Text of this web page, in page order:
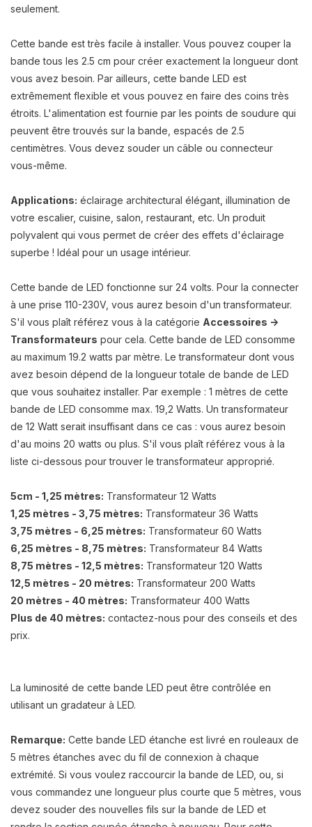
seulement.
Cette bande est très facile à installer. Vous pouvez couper la
bande tous les 2.5 cm pour créer exactement la longueur dont
vous avez besoin. Par ailleurs, cette bande LED est
extrêmement flexible et vous pouvez en faire des coins très
étroits. L'alimentation est fournie par les points de soudure qui
peuvent être trouvés sur la bande, espacés de 2.5
centimètres. Vous devez souder un câble ou connecteur
vous-même.
Applications: éclairage architectural élégant, illumination de
votre escalier, cuisine, salon, restaurant, etc. Un produit
polyvalent qui vous permet de créer des effets d'éclairage
superbe ! Idéal pour un usage intérieur.
Cette bande de LED fonctionne sur 24 volts. Pour la connecter
à une prise 110-230V, vous aurez besoin d'un transformateur.
S'il vous plaît référez vous à la catégorie Accessoires ->
Transformateurs pour cela. Cette bande de LED consomme
au maximum 19.2 watts par mètre. Le transformateur dont vous
avez besoin dépend de la longueur totale de bande de LED
que vous souhaitez installer. Par exemple : 1 mètres de cette
bande de LED consomme max. 19,2 Watts. Un transformateur
de 12 Watt serait insuffisant dans ce cas : vous aurez besoin
d'au moins 20 watts ou plus. S'il vous plaît référez vous à la
liste ci-dessous pour trouver le transformateur approprié.
5cm - 1,25 mètres: Transformateur 12 Watts
1,25 mètres - 3,75 mètres: Transformateur 36 Watts
3,75 mètres - 6,25 mètres: Transformateur 60 Watts
6,25 mètres - 8,75 mètres: Transformateur 84 Watts
8,75 mètres - 12,5 mètres: Transformateur 120 Watts
12,5 mètres - 20 mètres: Transformateur 200 Watts
20 mètres - 40 mètres: Transformateur 400 Watts
Plus de 40 mètres: contactez-nous pour des conseils et des
prix.
La luminosité de cette bande LED peut être contrôlée en
utilisant un gradateur à LED.
Remarque: Cette bande LED étanche est livré en rouleaux de
5 mètres étanches avec du fil de connexion à chaque
extrémité. Si vous voulez raccourcir la bande de LED , ou , si
vous commandez une longueur plus courte que 5 mètres vous
devez souder des nouvelles fils sur la bande de LED et